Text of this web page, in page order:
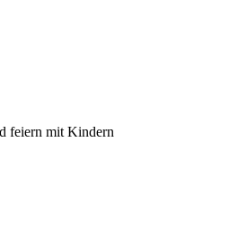
feiern mit Kindern